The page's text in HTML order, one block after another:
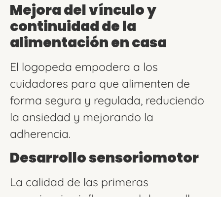
Mejora del vínculo y
continuidad de la
alimentación en casa
El logopeda empodera a los
cuidadores para que alimenten de
forma segura y regulada, reduciendo
la ansiedad y mejorando la
adherencia.
Desarrollo sensoriomotor
La calidad de las primeras